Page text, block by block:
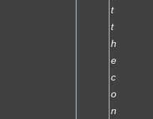
t
t
h
e
c
o
n